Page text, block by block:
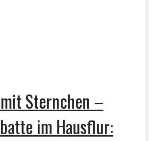
Sternchen –
im Hausflur: